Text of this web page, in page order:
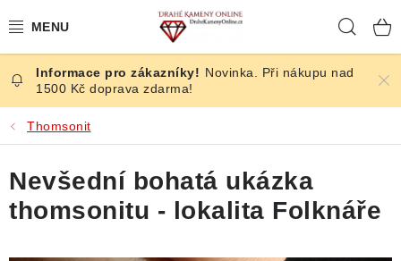
na
ČESKÉ KAMENY
ŠPERKY
KAMENY ZE SVĚTA
BROUŠENÉ
Novinka. Při nákupu nad
1500 Kč doprava zdarma!
Thomsonit
Nevšední bohatá ukázka
thomsonitu - lokalita Folknáře